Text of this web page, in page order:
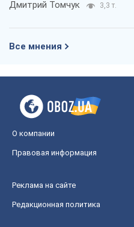
Дмитрий Томчук 3,3 т.
Все мнения
О компании
Правовая информация
Реклама на сайте
Редакционная политика